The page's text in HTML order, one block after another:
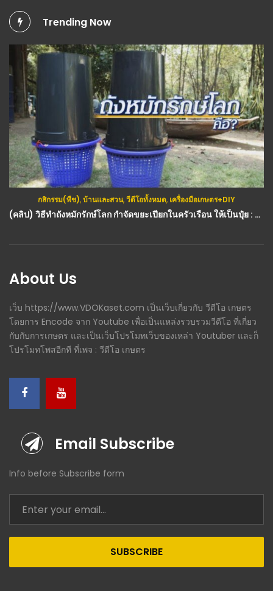
Trending Now
กสิกรรม(พืช),บ้านและสวน,วีดีโอทั้งหมด, เครื่องมือเกษตร+DIY
(คลิป) วิธีทำถังหมักรักษ์โลก กำจัดขยะเปียกในครัวเรือน ให้เป็นปุ๋ย : วีดีโอ เกษตร
About Us
เว็บ https://www.VDOKaset.com เป็นเว็บเกี่ยวกับ วีดีโอ เกษตร
โดยการ Encode จาก Youtube เพื่อเป็นแหล่งรวบรวมวีดีโอ ที่เกี่ยว
กับกับการเกษตร และเป็นเว็บโปรโมทเว็บของเหล่า Youtuber และก็
โปรโมทโพสอีกที ที่เพจ : วีดีโอ เกษตร
Email Subscribe
Info before Subscribe form
SUBSCRIBE